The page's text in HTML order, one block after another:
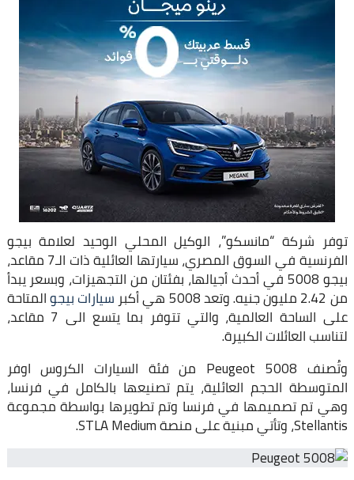
توفر شركة “مانسكو”، الوكيل المحلي الوحيد لعلامة بيجو
الفرنسية في السوق المصري، سيارتها العائلية ذات الـ7 مقاعد،
بيجو 5008 في أحدث أجيالها، بفئتان من التجهيزات، وبسعر يبدأ
من 2.42 مليون جنيه. وتعد 5008 هي أكبر سيارات بيجوالمتاحة
على الساحة العالمية، والتي تتوفر بما يتسع الى 7 مقاعد،
لتناسب العائلات الكبيرة.
وتُصنف Peugeot 5008 من فئة السيارات الكروس اوفر
المتوسطة الحجم العائلية، يتم تصنيعها بالكامل في فرنسا،
وهي تم تصميمها في فرنسا وتم تطويرها بواسطة مجموعة
Stellantis، وتأتي مبنية على منصة STLA Medium.